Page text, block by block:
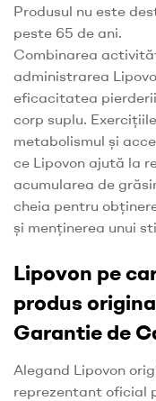
Produsul nu este
peste 65 de ani.
Combinarea
administrarea
eficacitatea
corp suplu.
metabolismul și
ce Lipovon ajută la
acumularea de
cheia pentru
și menținerea unui
Lipovon pe
produs
Garantie de
Alegand Lipovon
reprezentant oficial